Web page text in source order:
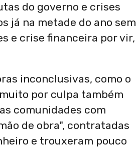
do governo e crises
já na metade do ano sem
e crise financeira por vir,
inconclusivas, como o
por culpa também
comunidades com
de obra", contratadas
e trouxeram pouco